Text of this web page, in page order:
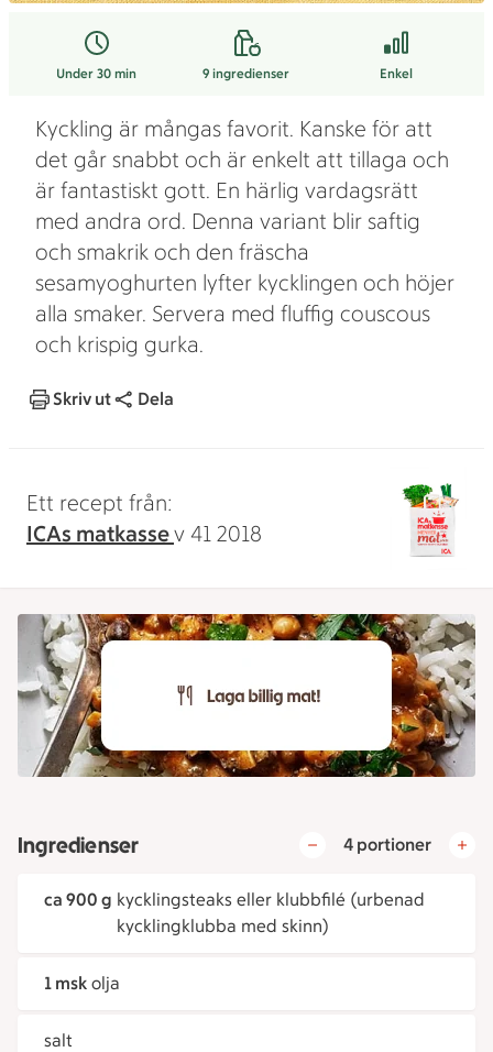
Under 30 min 9ingredienser Enkel
Kyckling är mångas favorit. Kanske för att
det går snabbt och är enkelt att tillaga och
är fantastiskt gott. En härlig vardagsrätt
med andra ord. Denna variant blir saftig
och smakrik och den fräscha
sesamyoghurten lyfter kycklingen och höjer
alla smaker. Servera med fluffig couscous
och krispig gurka.
Skriv ut Dela
Ett recept från:
ICAs matkassev 41 2018
Ingredienser 4 portioner
ca 900 g kycklingsteaks eller klubbfilé (urbenad
kycklingklubba med skinn)
1 msk olja
salt